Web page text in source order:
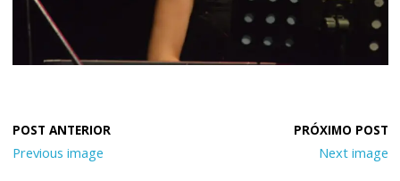
Previous image Next image